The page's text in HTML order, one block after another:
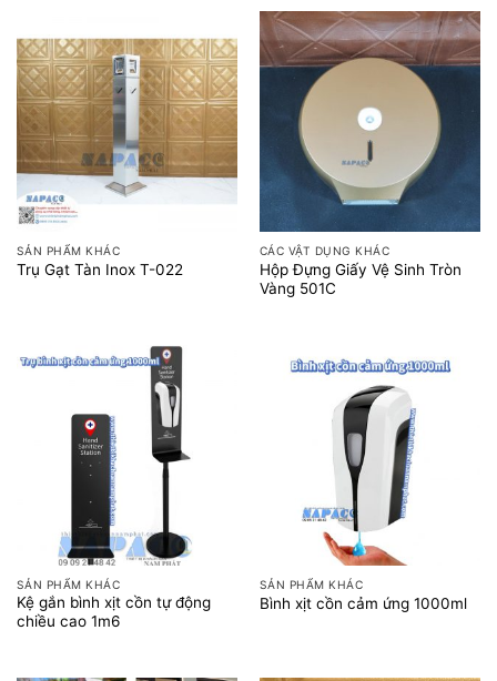
SẢN PHẨM KHÁC
Trụ Gạt Tàn Inox T-022
CÁC VẬT DỤNG KHÁC
Hộp Đựng Giấy Vệ Sinh Tròn
Vàng 501C
SẢN PHẨM KHÁC
Kệ gắn bình xịt cồn tự động
chiều cao 1m6
SẢN PHẨM KHÁC
Bình xịt cồn cảm ứng 1000ml